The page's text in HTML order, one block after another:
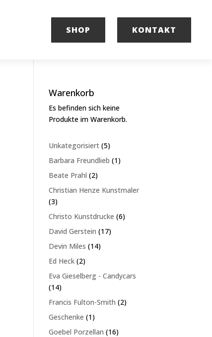
SHOP KONTAKT
Warenkorb
Es befinden sich keine
Produkte im Warenkorb.
Unkategorisiert 55
Produkte
Barbara Freundlieb 11
Beate Prahl 22
Produkte
Christian Henze Kunstmaler
33
Produkte
Christo Kunstdrucke 66
David Gerstein 1717
Devin Miles 1414
Ed Heck 22
Produkte
Eva Gieselberg - Candycars
1414
Produkte
Francis Fulton-Smith 22
Geschenke 11
Produkt
Goebel Porzellan 1616